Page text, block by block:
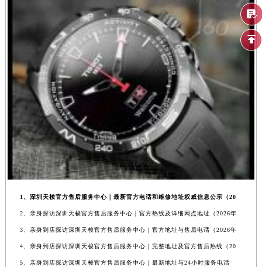
1、深圳天梭官方售后服务中心｜最新官方电话和维修地址权威信息公示（20
2、亲身探访深圳天梭官方售后服务中心｜官方热线及详细网点地址（2026年
3、亲身到店探访深圳天梭官方售后服务中心｜官方地址与售后电话（2026年
4、亲身到店探访深圳天梭官方售后服务中心｜完整地址及官方售后热线（20
5、亲身到店探访深圳天梭官方售后服务中心｜最新地址与24小时服务电话